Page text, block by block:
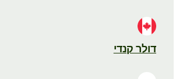
דולר קנדי